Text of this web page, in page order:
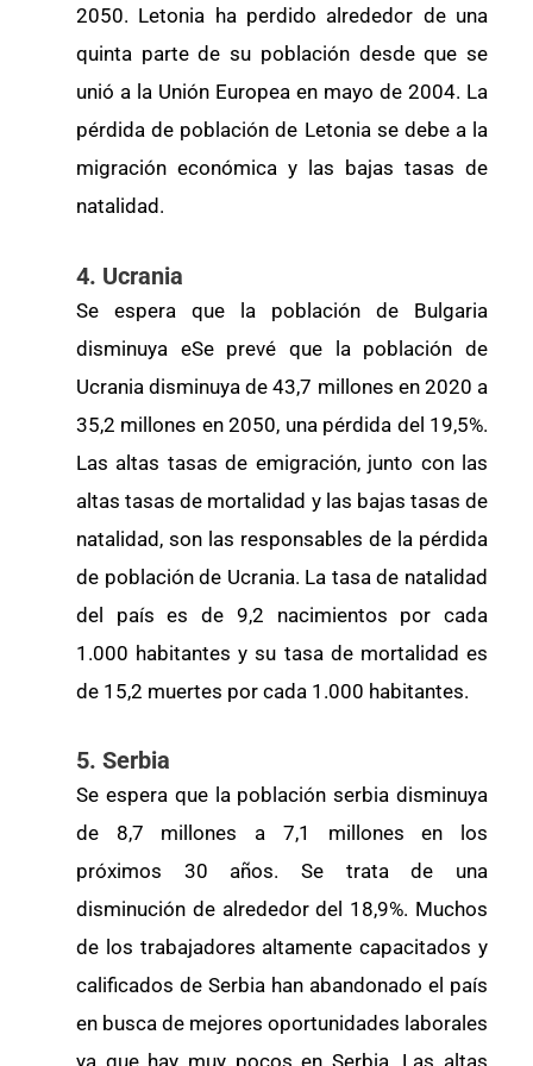
2050. Letonia ha perdido alrededor de una
quinta parte de su población desde que se
unió a la Unión Europea en mayo de 2004. La
pérdida de población de Letonia se debe a la
migración económica y las bajas tasas de
natalidad.
4. Ucrania
Se espera que la población de Bulgaria
disminuya eSe prevé que la población de
Ucrania disminuya de 43,7 millones en 2020 a
35,2 millones en 2050, una pérdida del 19,5%.
Las altas tasas de emigración, junto con las
altas tasas de mortalidad y las bajas tasas de
natalidad, son las responsables de la pérdida
de población de Ucrania. La tasa de natalidad
del país es de 9,2 nacimientos por cada
1.000 habitantes y su tasa de mortalidad es
de 15,2 muertes por cada 1.000 habitantes.
5. Serbia
Se espera que la población serbia disminuya
de 8,7 millones a 7,1 millones en los
próximos 30 años. Se trata de una
disminución de alrededor del 18,9%. Muchos
de los trabajadores altamente capacitados y
calificados de Serbia han abandonado el país
en busca de mejores oportunidades laborales